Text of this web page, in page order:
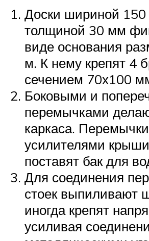
Доски шириной
толщиной 30 мм
виде основания
м. К нему крепят 4
сечением 70х100
Боковыми и
перемычками
каркаса.
усилителями
поставят бак для
Для соединения
стоек выпиливают
иногда крепят
усиливая